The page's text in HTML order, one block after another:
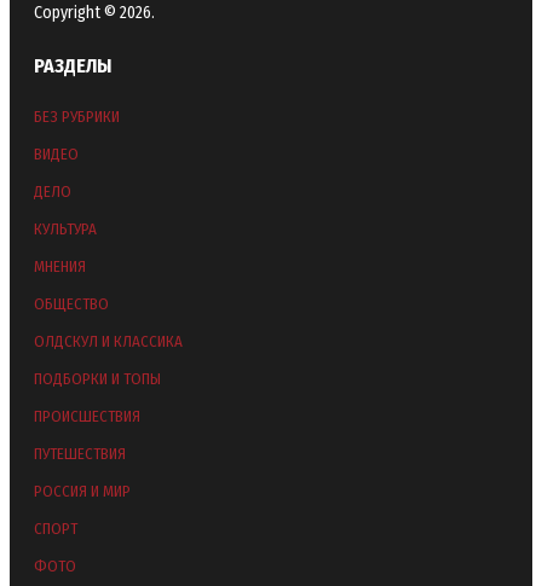
Copyright © 2026.
РАЗДЕЛЫ
БЕЗ РУБРИКИ
ВИДЕО
ДЕЛО
КУЛЬТУРА
МНЕНИЯ
ОБЩЕСТВО
ОЛДСКУЛ И КЛАССИКА
ПОДБОРКИ И ТОПЫ
ПРОИСШЕСТВИЯ
ПУТЕШЕСТВИЯ
РОССИЯ И МИР
СПОРТ
ФОТО